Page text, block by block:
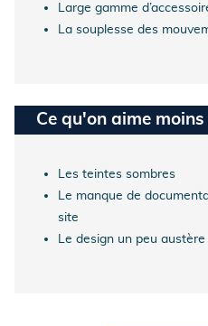
Large gamme
La souplesse des
Ce qu'on aime moins
Les teintes sombres
Le manque de
site
Le design un peu austère